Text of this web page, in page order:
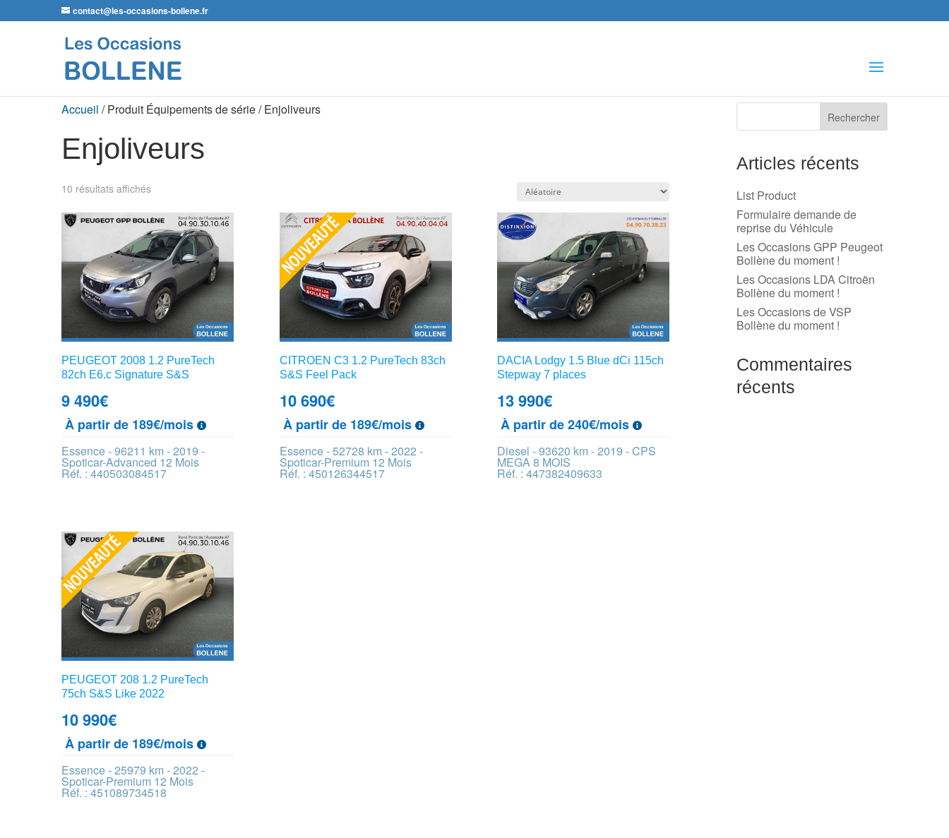
contact@les-occasions-bollene.fr
Accueil / Produit Équipements de série / Enjoliveurs
Enjoliveurs
10 résultats affichés
PEUGEOT 2008 1.2 PureTech
82ch E6.c Signature S&S
9 490€
À partir de 189€/mois
Essence - 96211 km - 2019 -
Spoticar-Advanced 12 Mois
Réf. : 440503084517
CITROEN C3 1.2 PureTech 83ch
S&S Feel Pack
10 690€
À partir de 189€/mois
Essence - 52728 km - 2022 -
Spoticar-Premium 12 Mois
Réf. : 450126344517
DACIA Lodgy 1.5 Blue dCi 115ch
Stepway 7 places
13 990€
À partir de 240€/mois
Diesel - 93620 km - 2019 - CPS
MEGA 8 MOIS
Réf. : 447382409633
PEUGEOT 208 1.2 PureTech
75ch S&S Like 2022
10 990€
À partir de 189€/mois
Essence - 25979 km - 2022 -
Spoticar-Premium 12 Mois
Réf. : 451089734518
Articles récents
List Product
Formulaire demande de
reprise du Véhicule
Les Occasions GPP Peugeot
Bollène du moment !
Les Occasions LDA Citroën
Bollène du moment !
Les Occasions de VSP
Bollène du moment !
Commentaires
récents